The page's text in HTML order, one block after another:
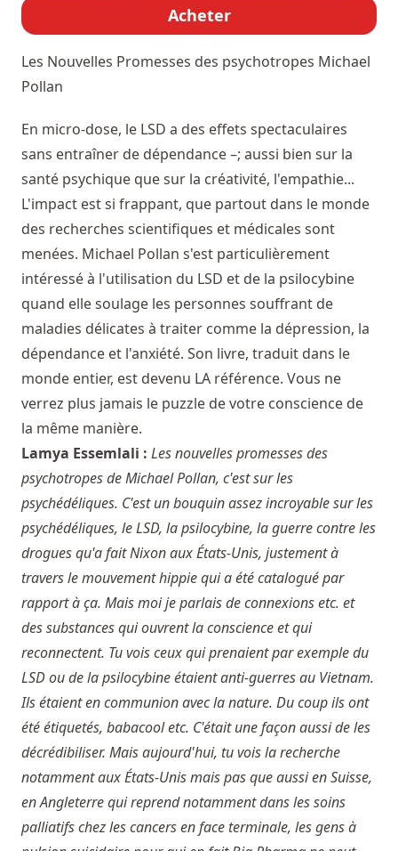
Acheter
Les Nouvelles Promesses des psychotropes Michael
Pollan
En micro-dose, le LSD a des effets spectaculaires
sans entraîner de dépendance –; aussi bien sur la
santé psychique que sur la créativité, l'empathie...
L'impact est si frappant, que partout dans le monde
des recherches scientifiques et médicales sont
menées. Michael Pollan s'est particulièrement
intéressé à l'utilisation du LSD et de la psilocybine
quand elle soulage les personnes souffrant de
maladies délicates à traiter comme la dépression, la
dépendance et l'anxiété. Son livre, traduit dans le
monde entier, est devenu LA référence. Vous ne
verrez plus jamais le puzzle de votre conscience de
la même manière.
Lamya Essemlali : Les nouvelles promesses des
psychotropes de Michael Pollan, c'est sur les
psychédéliques. C'est un bouquin assez incroyable sur les
psychédéliques, le LSD, la psilocybine, la guerre contre les
drogues qu'a fait Nixon aux États-Unis, justement à
travers le mouvement hippie qui a été catalogué par
rapport à ça. Mais moi je parlais de connexions etc. et
des substances qui ouvrent la conscience et qui
reconnectent. Tu vois ceux qui prenaient par exemple du
LSD ou de la psilocybine étaient anti-guerres au Vietnam.
Ils étaient en communion avec la nature. Du coup ils ont
été étiquetés, babacool etc. C'était une façon aussi de les
décrédibiliser. Mais aujourd'hui, tu vois la recherche
notamment aux États-Unis mais pas que aussi en Suisse,
en Angleterre qui reprend notamment dans les soins
palliatifs chez les cancers en face terminale, les gens à